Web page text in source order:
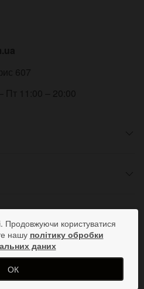
СОЦСЕТЯХ
Продовжуючи користуватися
нашу політику обробки
даних
ОК